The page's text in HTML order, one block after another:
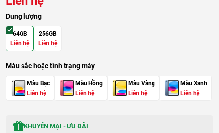
Dung lượng
64GB
Liên hệ
256GB
Liên hệ
Màu sắc hoặc tình trạng máy
Màu Bạc
Liên hệ
Màu Hồng
Liên hệ
Màu Vàng
Liên hệ
Màu Xanh
Liên hệ
KHUYẾN MẠI - ƯU ĐÃI